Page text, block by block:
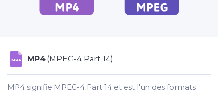
MP4 MP4(MPEG-4 Part 14)
MP4 signifie MPEG-4 Part 14 et est l'un des formats